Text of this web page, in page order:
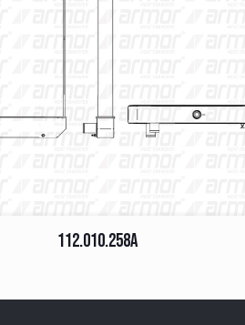
112.010.258A